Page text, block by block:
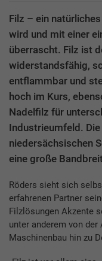
Filz – ein
wird und mit einer
überrascht. Filz ist
widerstandsfähig,
entflammbar und
hoch im Kurs,
Nadelfilz für
Industrieumfeld.
niedersächsischen
eine große
Röders sieht sich
erfahrenen Partner
Filzlösungen Akzente
unter anderem von
Maschinenbau hin zu